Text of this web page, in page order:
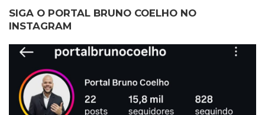
SIGA O PORTAL BRUNO COELHO NO
INSTAGRAM